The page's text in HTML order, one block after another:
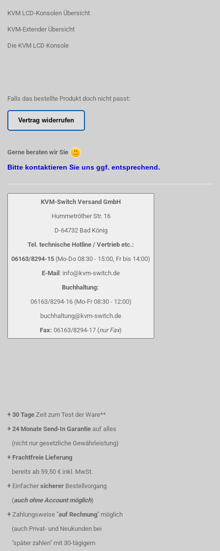
KVM LCD-Konsolen Übersicht
KVM-Extender Übersicht
Die KVM LCD Konsole
Falls das bestellte Produkt doch nicht passt:
Vertrag widerrufen
Gerne beraten wir Sie
Bitte kontaktieren Sie uns ggf. entsprechend.
KVM-Switch Versand GmbH
Hummetröther Str. 16
D-64732 Bad König
Tel. technische Hotline / Vertrieb etc.:
06163/8294-15 (Mo-Do 08:30 - 15:00, Fr bis 14:00)
E-Mail : info@kvm-switch.de
Buchhaltung:
06163/8294-16 (Mo-Fr 08:30 - 12:00)
buchhaltung@kvm-switch.de
Fax: 06163/8294-17 (nur Fax)
+ 30 Tage Zeit zum Test der Ware**
+ 24 Monate Send-In Garantie auf alles
(nicht nur gesetzliche Gewährleistung)
+ Frachtfreie Lieferung
bereits ab 59,50 € inkl. MwSt.
+ Einfacher sicherer Bestellvorgang
(auch ohne Account möglich)
+ Zahlungsweise "auf Rechnung" möglich
(auch Privat- und Neukunden bei
"später zahlen" mit 30-tägigem